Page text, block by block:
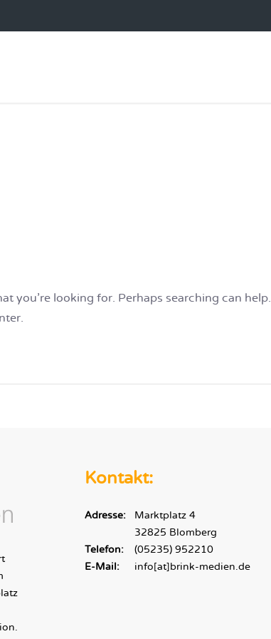
you’re looking for. Perhaps searching can help.
Kontakt:
Adresse:
Marktplatz 4
32825 Blomberg
Telefon:
(05235) 952210
E-Mail:
info[at]brink-medien.de